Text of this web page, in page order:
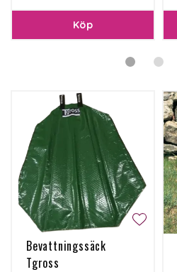
Köp
Bevattningssäck
Tgross